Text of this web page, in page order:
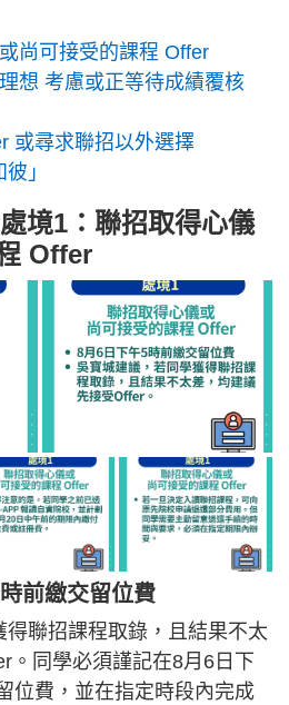
尚可接受的課程 Offer
想 考慮或正等待成績覆核
或尋求聯招以外選擇
」
境1：聯招取得心儀
Offer
前繳交留位費
聯招課程取錄，且結果不太
。同學必須謹記在8月6日下
位費，並在指定時段內完成